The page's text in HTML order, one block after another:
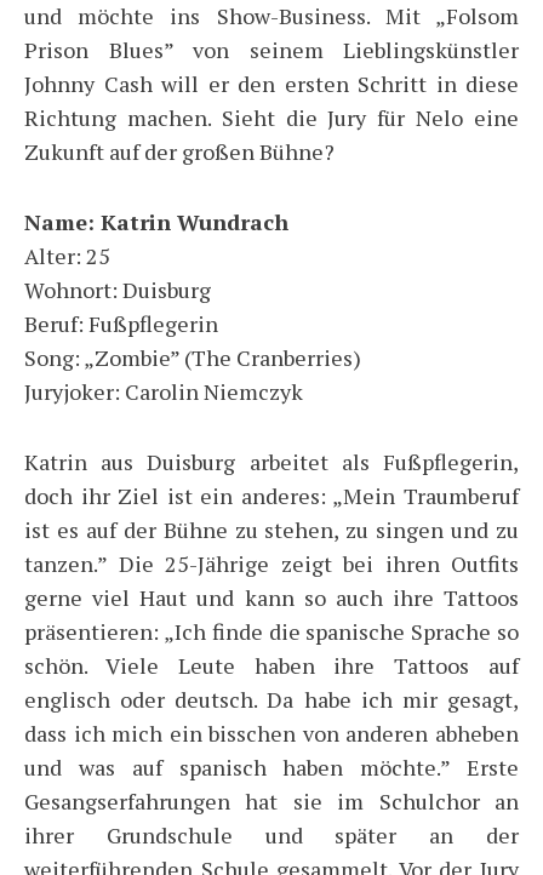
und möchte ins Show-Business. Mit „Folsom
Prison Blues” von seinem Lieblingskünstler
Johnny Cash will er den ersten Schritt in diese
Richtung machen. Sieht die Jury für Nelo eine
Zukunft auf der großen Bühne?
Name: Katrin Wundrach
Alter: 25
Wohnort: Duisburg
Beruf: Fußpflegerin
Song: „Zombie” (The Cranberries)
Juryjoker: Carolin Niemczyk
Katrin aus Duisburg arbeitet als Fußpflegerin,
doch ihr Ziel ist ein anderes: „Mein Traumberuf
ist es auf der Bühne zu stehen, zu singen und zu
tanzen.” Die 25-Jährige zeigt bei ihren Outfits
gerne viel Haut und kann so auch ihre Tattoos
präsentieren: „Ich finde die spanische Sprache so
schön. Viele Leute haben ihre Tattoos auf
englisch oder deutsch. Da habe ich mir gesagt,
dass ich mich ein bisschen von anderen abheben
und was auf spanisch haben möchte.” Erste
Gesangserfahrungen hat sie im Schulchor an
ihrer Grundschule und später an der
weiterführenden Schule gesammelt. Vor der Jury